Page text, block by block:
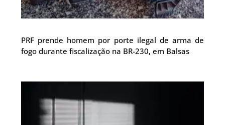
PRF prende homem por porte ilegal de arma de
fogo durante fiscalização na BR-230, em Balsas